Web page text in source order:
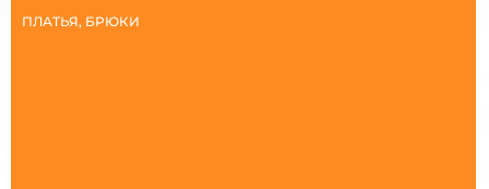
ПЛАТЬЯ, БРЮКИ